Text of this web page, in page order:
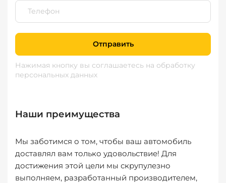
Отправить
Нажимая кнопку вы соглашаетесь на обработку
персональных данных
Наши преимущества
Мы заботимся о том, чтобы ваш автомобиль
доставлял вам только удовольствие! Для
достижения этой цели мы скрупулезно
выполняем, разработанный производителем,